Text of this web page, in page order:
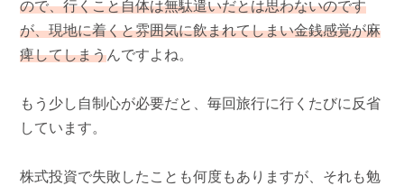
ので、行くこと自体は無駄遣いだとは思わないのです
が、現地に着くと雰囲気に飲まれてしまい金銭感覚が麻
痺してしまうんですよね。
もう少し自制心が必要だと、毎回旅行に行くたびに反省
しています。
株式投資で失敗したことも何度もありますが、それも勉